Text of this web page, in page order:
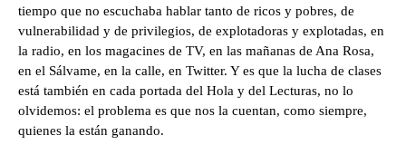
tiempo que no escuchaba hablar tanto de ricos y pobres, de
vulnerabilidad y de privilegios, de explotadoras y explotadas, en
la radio, en los magacines de TV, en las mañanas de Ana Rosa,
en el Sálvame, en la calle, en Twitter. Y es que la lucha de clases
está también en cada portada del Hola y del Lecturas, no lo
olvidemos: el problema es que nos la cuentan, como siempre,
quienes la están ganando.